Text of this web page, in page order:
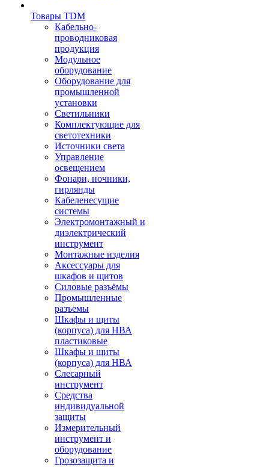
Товары TDM
Кабельно-
проводниковая
продукция
Модульное
оборудование
Оборудование для
промышленной
установки
Светильники
Комплектующие для
светотехники
Источники света
Управление
освещением
Фонари, ночники,
гирлянды
Кабеленесущие
системы
Электромонтажный и
диэлектрический
инструмент
Монтажные изделия
Аксессуары для
шкафов и щитов
Силовые разъёмы
Промышленные
разъемы
Шкафы и щиты
(корпуса) для НВА
пластиковые
Шкафы и щиты
(корпуса) для НВА
Слесарный
инструмент
Средства
индивидуальной
защиты
Измерительный
инструмент и
оборудование
Грозозащита и